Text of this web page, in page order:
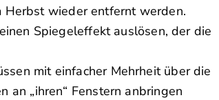
Herbst wieder entfernt werden.
Spiegeleffekt auslösen, der die
mit einfacher Mehrheit über die
„ihren“ Fenstern anbringen